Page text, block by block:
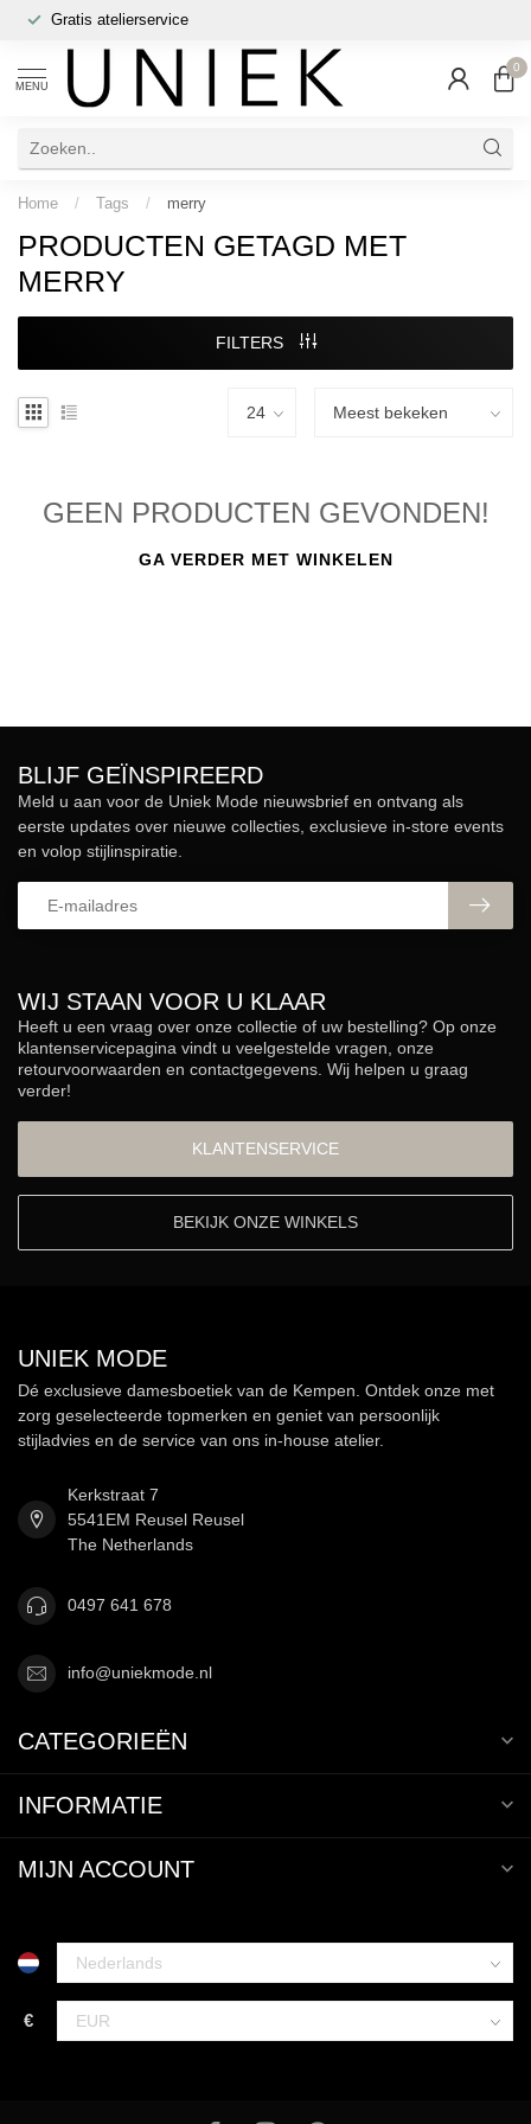
Gratis atelierservice
MENU
0
Home / Tags / merry
PRODUCTEN GETAGD MET
MERRY
FILTERS
GEEN PRODUCTEN GEVONDEN!
GA VERDER MET WINKELEN
WIJ STAAN VOOR U KLAAR
Heeft u een vraag over onze collectie of uw bestelling? Op onze
klantenservicepagina vindt u veelgestelde vragen, onze
retourvoorwaarden en contactgegevens. Wij helpen u graag
verder!
KLANTENSERVICE
BEKIJK ONZE WINKELS
BLIJF GEÏNSPIREERD
Meld u aan voor de Uniek Mode nieuwsbrief en ontvang als
eerste updates over nieuwe collecties, exclusieve in-store events
en volop stijlinspiratie.
UNIEK MODE
Dé exclusieve damesboetiek van de Kempen. Ontdek onze met
zorg geselecteerde topmerken en geniet van persoonlijk
stijladvies en de service van ons in-house atelier.
Kerkstraat 7
5541EM Reusel Reusel
The Netherlands
0497 641 678
info@uniekmode.nl
CATEGORIEËN
INFORMATIE
MIJN ACCOUNT
€